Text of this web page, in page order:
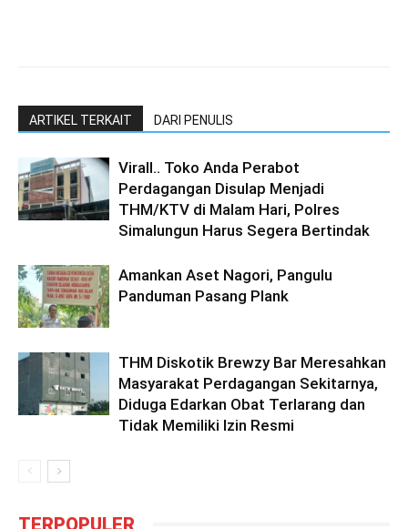
ARTIKEL TERKAIT DARI PENULIS
Virall.. Toko Anda Perabot
Perdagangan Disulap Menjadi
THM/KTV di Malam Hari, Polres
Simalungun Harus Segera Bertindak
Amankan Aset Nagori, Pangulu
Panduman Pasang Plank
THM Diskotik Brewzy Bar Meresahkan
Masyarakat Perdagangan Sekitarnya,
Diduga Edarkan Obat Terlarang dan
Tidak Memiliki Izin Resmi
TERPOPULER